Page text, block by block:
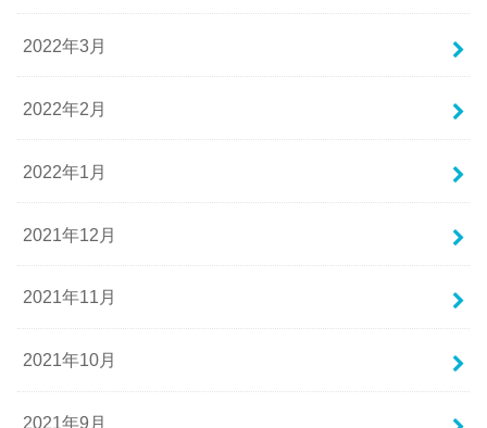
2022年3月
2022年2月
2022年1月
2021年12月
2021年11月
2021年10月
2021年9月